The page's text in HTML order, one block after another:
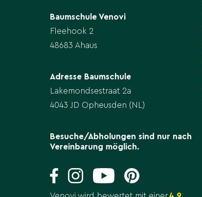
Baumschule Venovi
Fleehook 2
48683 Ahaus
Adresse Baumschule
Lakemondsestraat 2a
4043 JD Opheusden (NL)
Besuche/Abholungen sind nur nach
Vereinbarung möglich.